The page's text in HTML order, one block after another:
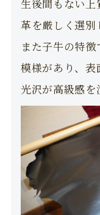
生後間もない上
革を厳しく選別
また子牛の特
模様があり、
光沢が高級感を